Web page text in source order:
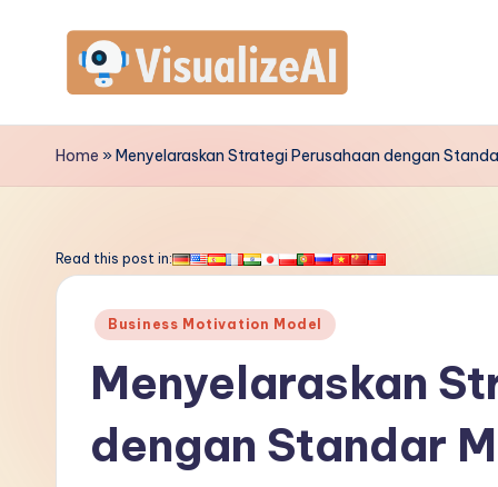
contentV
is
a
Home »Menyelaraskan Strategi Perusahaan dengan
Read this post in:
Posted
Business Motivation Model
Menyelaraskan
dengan Standar